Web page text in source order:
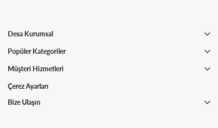
Desa Kurumsal
Popüler Kategoriler
Müşteri Hizmetleri
Çerez Ayarları
Bize Ulaşın